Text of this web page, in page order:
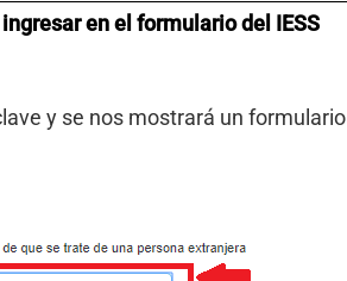
en el formulario del IESS
y se nos mostrará un formulario